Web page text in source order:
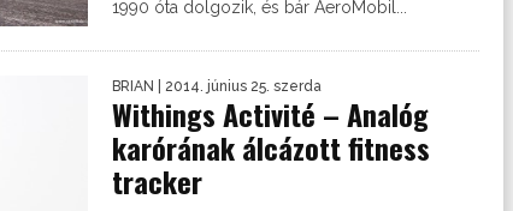
1990 óta dolgozik, és bár AeroMobil...
BRIAN | 2014. június 25. szerda
Withings Activité – Analóg
karórának álcázott fitness
tracker